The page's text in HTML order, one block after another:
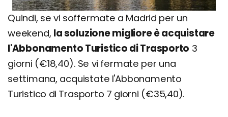
Quindi, se vi soffermate a Madrid per un
weekend, la soluzione migliore è acquistare
l'Abbonamento Turistico di Trasporto 3
giorni (€18,40). Se vi fermate per una
settimana, acquistate l'Abbonamento
Turistico di Trasporto 7 giorni (€35,40).